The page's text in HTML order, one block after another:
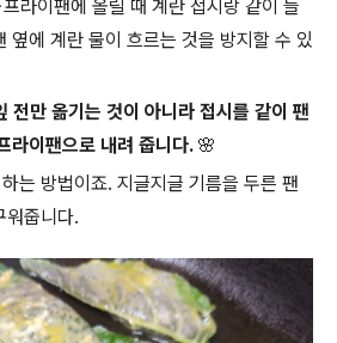
라이팬에 올릴 때 계란 접시랑 같이 들
옆에 계란 물이 흐르는 것을 방지할 수 있
전만 옮기는 것이 아니라 접시를 같이 팬
라이팬으로 내려 줍니다. 🌸
는 방법이죠. 지글지글 기름을 두른 팬
워줍니다.